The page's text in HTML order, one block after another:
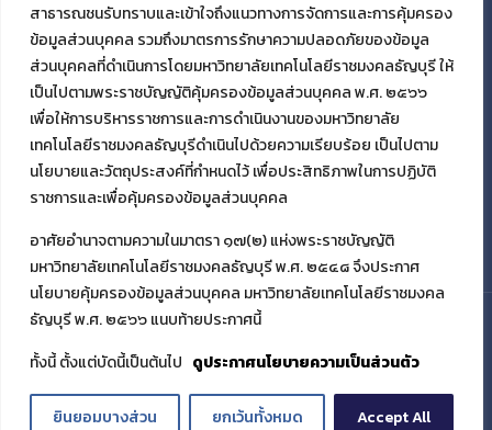
สาธารณชนรับทราบและเข้าใจถึงแนวทางการจัดการและการคุ้มครอง
ข้อมูลส่วนบุคคล รวมถึงมาตรการรักษาความปลอดภัยของข้อมูล
ส่วนบุคคลที่ดำเนินการโดยมหาวิทยาลัยเทคโนโลยีราชมงคลธัญบุรี ให้
เป็นไปตามพระราชบัญญัติคุ้มครองข้อมูลส่วนบุคคล พ.ศ. ๒๕๖๖
เพื่อให้การบริหารราชการและการดำเนินงานของมหาวิทยาลัย
เทคโนโลยีราชมงคลธัญบุรีดำเนินไปด้วยความเรียบร้อย เป็นไปตาม
นโยบายและวัตถุประสงค์ที่กำหนดไว้ เพื่อประสิทธิภาพในการปฏิบัติ
ราชการและเพื่อคุ้มครองข้อมูลส่วนบุคคล
อาศัยอำนาจตามความในมาตรา ๑๗(๒) แห่งพระราชบัญญัติ
มหาวิทยาลัยเทคโนโลยีราชมงคลธัญบุรี พ.ศ. ๒๕๔๘ จึงประกาศ
นโยบายคุ้มครองข้อมูลส่วนบุคคล มหาวิทยาลัยเทคโนโลยีราชมงคล
ธัญบุรี พ.ศ. ๒๕๖๖ แนบท้ายประกาศนี้
ทั้งนี้ ตั้งแต่บัดนี้เป็นต้นไป ดูประกาศนโยบายความเป็นส่วนตัว
ยินยอมบางส่วน ยกเว้นทั้งหมด Accept All
© 2021 มหาวิทยาลัยเทคโนโลยีราชมงคลธัญบุรี